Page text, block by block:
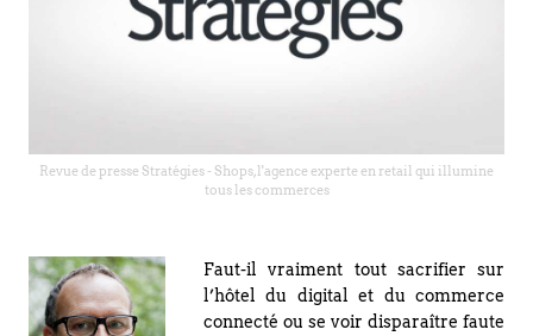
Revue de presse Stratégies - Shops, l'agence experte en retail qui illumine
tous les commerces
Faut-il vraiment tout sacrifier sur
l’hôtel du digital et du commerce
connecté ou se voir disparaître faute